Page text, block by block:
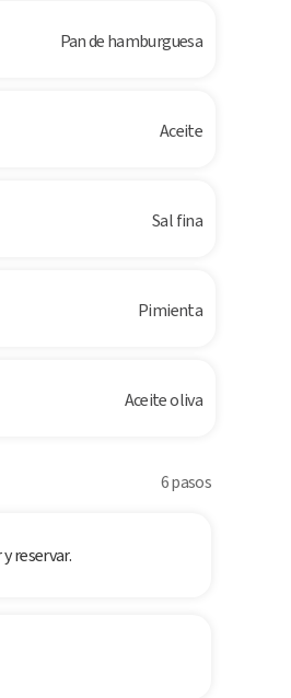
Pan de hamburguesa
Aceite
Sal fina
Pimienta
Aceite oliva
6 pasos
reservar.